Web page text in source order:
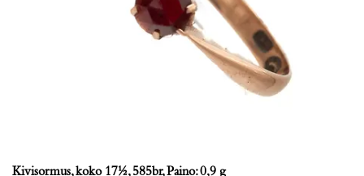
Kivisormus, koko 17½, 585br, Paino: 0,9 g